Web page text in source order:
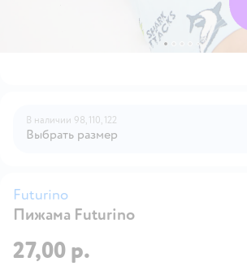
В наличии 98, 110, 122
Выбрать размер
Futurino
Пижама Futurino
27,00 р.